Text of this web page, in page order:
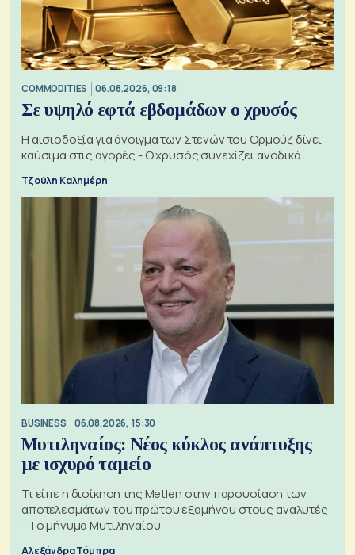
COMMODITIES 06.08.2026, 09:18
Σε υψηλό εφτά εβδομάδων ο χρυσός
Η αισιοδοξία για άνοιγμα των Στενών του Ορμούζ δίνει
καύσιμα στις αγορές - Ο χρυσός συνεχίζει ανοδικά
Τζούλη Καλημέρη
BUSINESS 06.08.2026, 15:30
Μυτιληναίος: Νέος κύκλος ανάπτυξης
με ισχυρό ταμείο
Τι είπε η διοίκηση της Metlen στην παρουσίαση των
αποτελεσμάτων του πρώτου εξαμήνου στους αναλυτές
- Το μήνυμα Μυτιληναίου
Αλεξάνδρα Τόμπρα